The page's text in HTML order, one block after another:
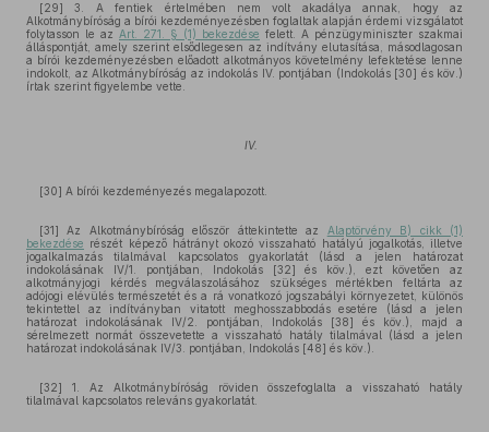
[29] 3. A fentiek értelmében nem volt akadálya annak, hogy az
Alkotmánybíróság a bírói kezdeményezésben foglaltak alapján érdemi vizsgálatot
folytasson le az Art. 271. § (1) bekezdése felett. A pénzügyminiszter szakmai
álláspontját, amely szerint elsődlegesen az indítvány elutasítása, másodlagosan
a bírói kezdeményezésben előadott alkotmányos követelmény lefektetése lenne
indokolt, az Alkotmánybíróság az indokolás IV. pontjában (Indokolás [30] és köv.)
írtak szerint figyelembe vette.
IV.
[30] A bírói kezdeményezés megalapozott.
[31] Az Alkotmánybíróság először áttekintette az
Alaptörvény B) cikk (1)
bekezdése részét képező hátrányt okozó visszaható hatályú jogalkotás, illetve
jogalkalmazás tilalmával kapcsolatos gyakorlatát (lásd a jelen határozat
indokolásának IV/1. pontjában, Indokolás [32] és köv.), ezt követően az
alkotmányjogi kérdés megválaszolásához szükséges mértékben feltárta az
adójogi elévülés természetét és a rá vonatkozó jogszabályi környezetet, különös
tekintettel az indítványban vitatott meghosszabbodás esetére (lásd a jelen
határozat indokolásának IV/2. pontjában, Indokolás [38] és köv.), majd a
sérelmezett normát összevetette a visszaható hatály tilalmával (lásd a jelen
határozat indokolásának IV/3. pontjában, Indokolás [48] és köv.).
[32] 1. Az Alkotmánybíróság röviden összefoglalta a visszaható hatály
tilalmával kapcsolatos releváns gyakorlatát.